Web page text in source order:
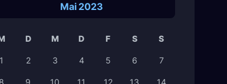
Mai 2023
D M D F S S
1 2 3 4 5 6 7
8 9 10 11 12 13 14